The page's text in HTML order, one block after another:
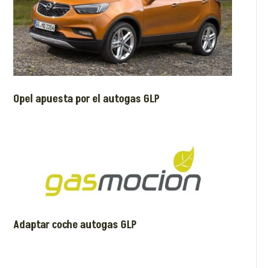
Opel apuesta por el autogas GLP
Adaptar coche autogas GLP